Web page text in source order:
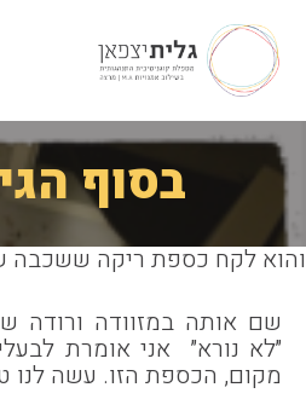
content
בסוף
והוא לקח כספת ריקה ששכבה
שם אותה במזוודה ורודה
״לא נורא״ אני אומרת
מקום, הכספת הזו. עשה לנו